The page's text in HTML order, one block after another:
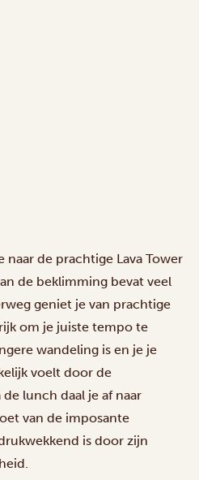
naar de prachtige Lava Tower
de beklimming bevat veel
geniet je van prachtige
om je juiste tempo te
wandeling is en je je
voelt door de
lunch daal je af naar
van de imposante
is door zijn